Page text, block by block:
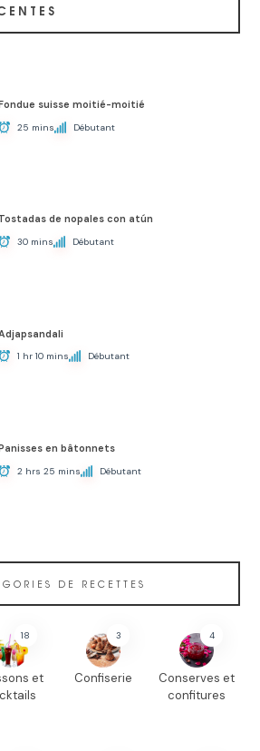
suisse moitié-moitié
25 mins Débutant
Tostadas de nopales con atún
30 mins Débutant
1 hr 10 mins Débutant
en bâtonnets
2 hrs 25 mins Débutant
DE RECETTES
18
et
3
Confiserie
4
Conserves et
confitures